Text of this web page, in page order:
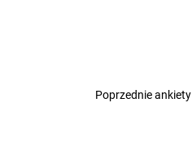
Poprzednie ankiety